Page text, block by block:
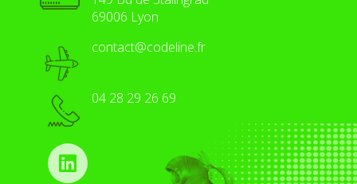
69006 Lyon
contact@codeline.fr
04 28 29 26 69